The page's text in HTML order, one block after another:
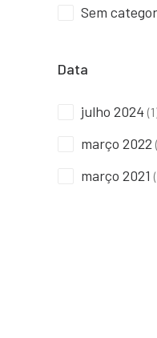
Sem
Data
julho 2024
março 2022
março 2021